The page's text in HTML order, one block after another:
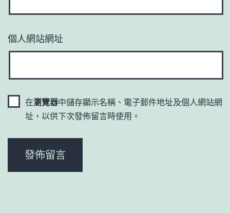
個人網站網址
在瀏覽器中儲存顯示名稱、電子郵件地址及個人網站網
址，以供下次發佈留言時使用。